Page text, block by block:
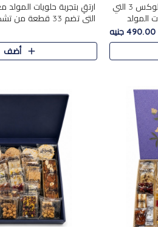
استمتع بتجربة فاخرة مع علبة لوكس 3 التي
المولد
التشكيلة على
490.00 جنيه
التي تضم 33 قطعة
ومتنوعة من أشهر
العلبة على الجزرية بالفول،..
أضف